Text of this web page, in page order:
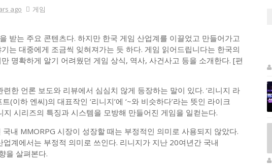
ago 게임
받는 주요 콘텐츠다. 하지만 한국 게임 산업계를 이끌었고 만들어가고
는 대중에게 조금씩 잊혀져가는 듯 하다. 게임 읽어드립니다는 한국의
명확하게 알기 어려웠던 게임 상식, 역사, 사건사고 등을 소개한다. [편
한 언론 보도와 리뷰에서 심심치 않게 등장하는 말이 있다. ‘리니지 라
(이하 엔씨)의 대표작인 ‘리니지’에 ‘~와 비슷하다’라는 뜻인 라이크
지 시리즈의 특징과 시스템을 모방해 만들어진 게임을 일컫는다.
내 MMORPG 시장이 성장할 때는 부정적인 의미로 사용되지 않았다.
계에서는 부정적 의미로 쓰인다. 리니지가 지난 20여년간 국내
을 살펴본다.